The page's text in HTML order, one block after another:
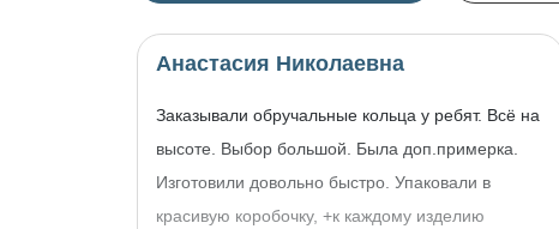
Анастасия Николаевна
Заказывали обручальные кольца у ребят. Всё на
высоте. Выбор большой. Была доп.примерка.
Изготовили довольно быстро. Упаковали в
красивую коробочку, +к каждому изделию